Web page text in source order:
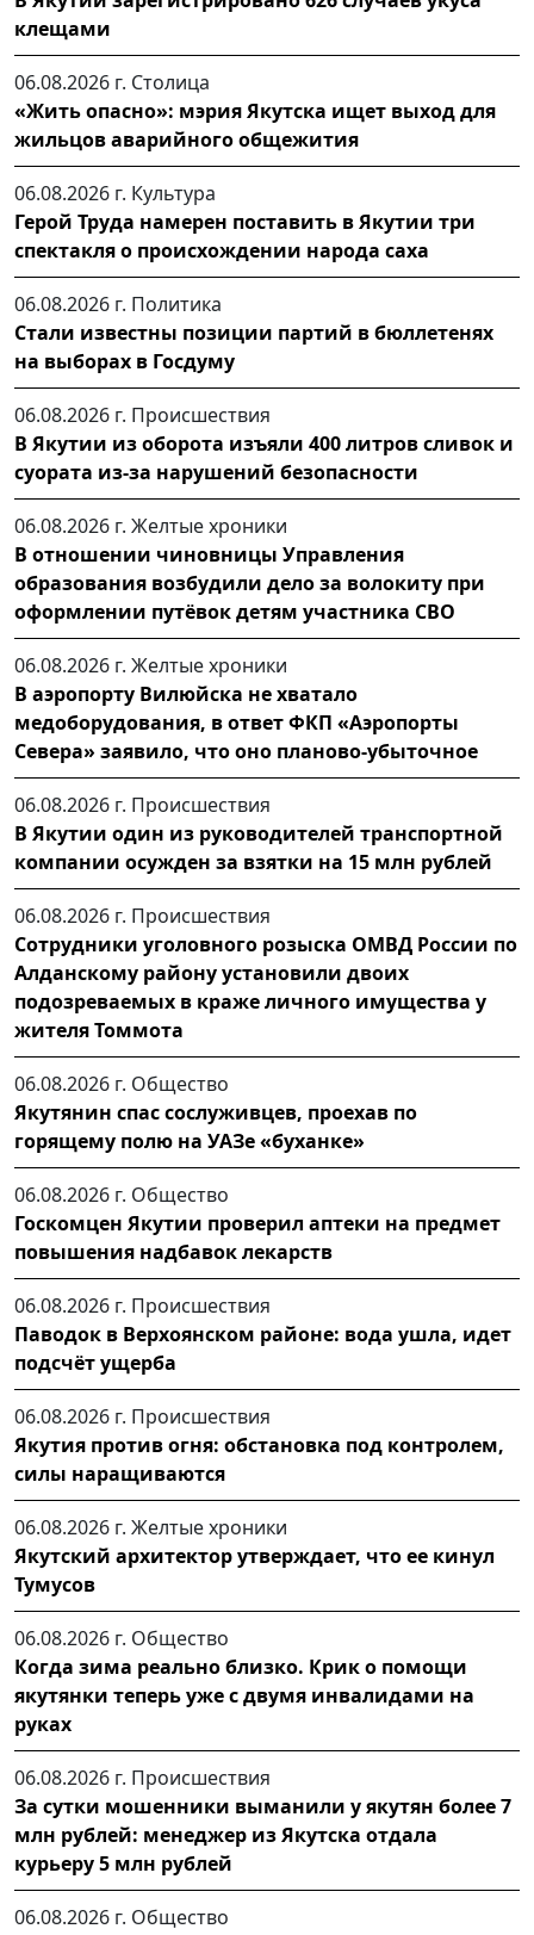
клещами
06.08.2026 г. Столица
«Жить опасно»: мэрия Якутска ищет выход для
жильцов аварийного общежития
06.08.2026 г. Культура
Герой Труда намерен поставить в Якутии три
спектакля о происхождении народа саха
06.08.2026 г. Политика
Стали известны позиции партий в бюллетенях
на выборах в Госдуму
06.08.2026 г. Происшествия
В Якутии из оборота изъяли 400 литров сливок и
суората из-за нарушений безопасности
06.08.2026 г. Желтые хроники
В отношении чиновницы Управления
образования возбудили дело за волокиту при
оформлении путёвок детям участника СВО
06.08.2026 г. Желтые хроники
В аэропорту Вилюйска не хватало
медоборудования, в ответ ФКП «Аэропорты
Севера» заявило, что оно планово-убыточное
06.08.2026 г. Происшествия
В Якутии один из руководителей транспортной
компании осужден за взятки на 15 млн рублей
06.08.2026 г. Происшествия
Сотрудники уголовного розыска ОМВД России по
Алданскому району установили двоих
подозреваемых в краже личного имущества у
жителя Томмота
06.08.2026 г. Общество
Якутянин спас сослуживцев, проехав по
горящему полю на УАЗе «буханке»
06.08.2026 г. Общество
Госкомцен Якутии проверил аптеки на предмет
повышения надбавок лекарств
06.08.2026 г. Происшествия
Паводок в Верхоянском районе: вода ушла, идет
подсчёт ущерба
06.08.2026 г. Происшествия
Якутия против огня: обстановка под контролем,
силы наращиваются
06.08.2026 г. Желтые хроники
Якутский архитектор утверждает, что ее кинул
Тумусов
06.08.2026 г. Общество
Когда зима реально близко. Крик о помощи
якутянки теперь уже с двумя инвалидами на
руках
06.08.2026 г. Происшествия
За сутки мошенники выманили у якутян более 7
млн рублей: менеджер из Якутска отдала
курьеру 5 млн рублей
06.08.2026 г. Общество